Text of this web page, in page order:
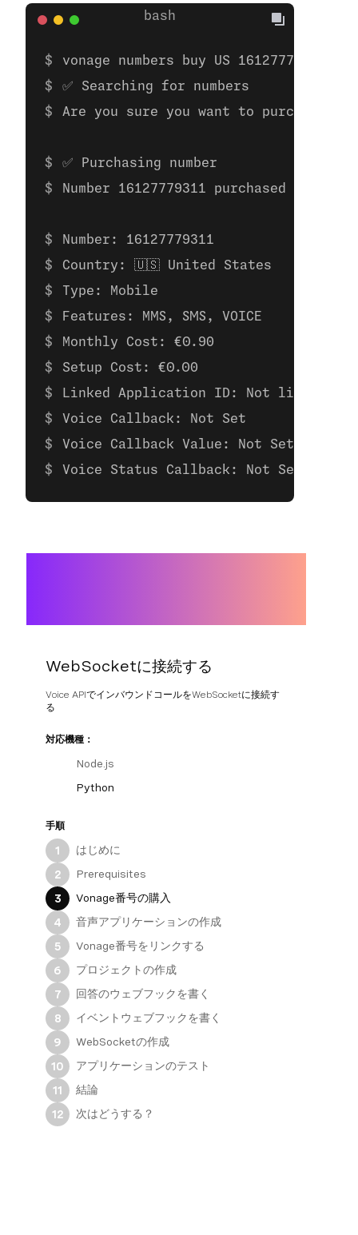
vonage numbers buy US 16127779311
✅ Searching for numbers
Are you sure you want to purchase
✅ Purchasing number
Number 16127779311 purchased
Number: 16127779311
Country: 🇺🇸 United States
Type: Mobile
Features: MMS, SMS, VOICE
Monthly Cost: €0.90
Setup Cost: €0.00
Linked Application ID: Not linked to
Voice Callback: Not Set
Voice Callback Value: Not Set
Voice Status Callback: Not Set
WebSocketに接続する
Voice APIでインバウンドコールをWebSocketに接続す
る
対応機種：
Node.js
Python
手順
1
はじめに
2
Prerequisites
3
Vonage番号の購入
4
音声アプリケーションの作成
5
Vonage番号をリンクする
6
プロジェクトの作成
7
回答のウェブフックを書く
8
イベントウェブフックを書く
9
WebSocketの作成
10
アプリケーションのテスト
11
結論
12
次はどうする？